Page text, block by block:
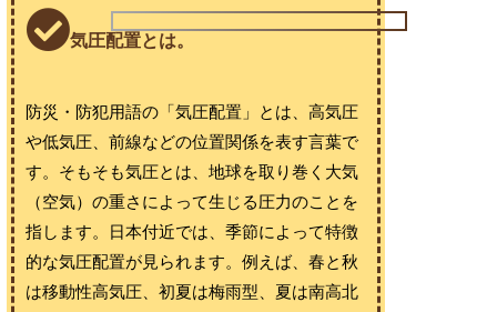
気圧配置とは。
防災・防犯用語の「気圧配置」とは、高気圧
や低気圧、前線などの位置関係を表す言葉で
す。そもそも気圧とは、地球を取り巻く大気
（空気）の重さによって生じる圧力のことを
指します。日本付近では、季節によって特徴
的な気圧配置が見られます。例えば、春と秋
は移動性高気圧、初夏は梅雨型、夏は南高北